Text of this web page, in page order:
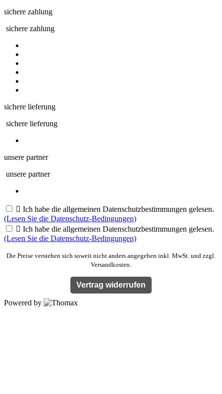
sichere zahlung
sichere zahlung
sichere lieferung
sichere lieferung
unsere partner
unsere partner
 Ich habe die allgemeinen Datenschutzbestimmungen gelesen.
(Lesen Sie die Datenschutz-Bedingungen)
 Ich habe die allgemeinen Datenschutzbestimmungen gelesen.
(Lesen Sie die Datenschutz-Bedingungen)
Die Preise verstehen sich soweit nicht anders angegeben inkl. MwSt. und zzgl.
Versandkosten.
Vertrag widerrufen
Powered by